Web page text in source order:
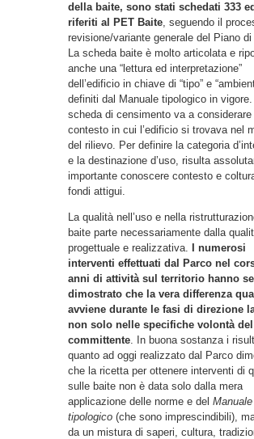
della baite, sono stati schedati 333
riferiti al PET Baite, seguendo il
revisione/variante generale del Piano di
La scheda baite è molto articolata e
anche una “lettura ed interpretazione”
dell’edificio in chiave di “tipo” e
definiti dal Manuale tipologico in
scheda di censimento va a considerare
contesto in cui l’edificio si trovava nel
del rilievo. Per definire la categoria
e la destinazione d’uso, risulta
importante conoscere contesto e
fondi attigui.
La qualità nell’uso e nella
baite parte necessariamente dalla
progettuale e realizzativa. I numerosi
interventi effettuati dal Parco nel
anni di attività sul territorio hanno
dimostrato che la vera differenza
avviene durante le fasi di direzione
non solo nelle specifiche volontà del
committente. In buona sostanza i
quanto ad oggi realizzato dal Parco
che la ricetta per ottenere interventi di
sulle baite non è data solo dalla mera
applicazione delle norme e del Manuale
tipologico (che sono imprescindibili),
da un mistura di saperi, cultura,